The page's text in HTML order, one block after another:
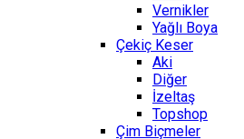
Vernikler
Yağlı Boya
Çekiç Keser
Aki
Diğer
İzeltaş
Topshop
Çim Biçmeler